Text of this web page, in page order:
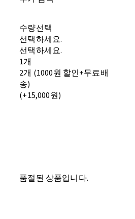
수량선택
선택하세요.
선택하세요.
1개
2개 (1000원 할인+무료배
송)
(+15,000원)
품절된 상품입니다.